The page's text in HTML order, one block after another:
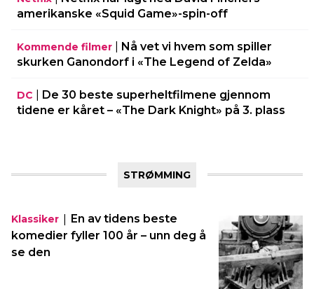
amerikanske «Squid Game»-spin-off
Kommende filmer
Nå vet vi hvem som spiller
skurken Ganondorf i «The Legend of Zelda»
DC
De 30 beste superheltfilmene gjennom
tidene er kåret – «The Dark Knight» på 3. plass
STRØMMING
Klassiker | En av tidens beste
komedier fyller 100 år – unn deg å
se den